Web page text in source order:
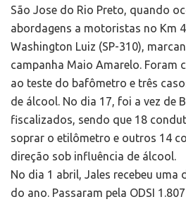
São Jose do Rio Preto, quando
abordagens a motoristas no Km
Washington Luiz (SP-310),
campanha Maio Amarelo. Foram
ao teste do bafômetro e três
de álcool. No dia 17, foi a vez de
fiscalizados, sendo que 18
soprar o etilômetro e outros 14
direção sob influência de álcool.
No dia 1 abril, Jales recebeu uma
do ano. Passaram pela ODSI